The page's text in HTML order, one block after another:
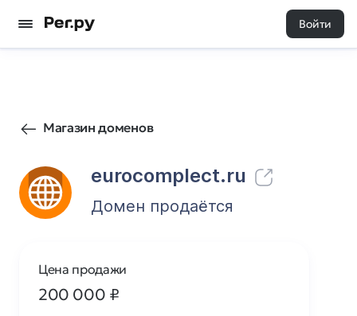
Войти
Магазин доменов
eurocomplect.ru
745 0
Домен продаётся
Цена продажи
200 000 ₽